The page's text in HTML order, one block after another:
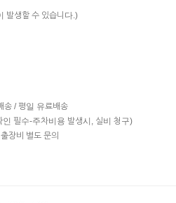
발생할 수 있습니다.)
송 / 평일 유료배송
필수-주차비용 발생시, 실비 청구)
장비 별도 문의